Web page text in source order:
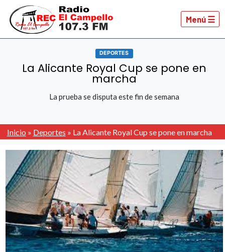
Menú ☰
DEPORTES
La Alicante Royal Cup se pone en
marcha
La prueba se disputa este fin de semana
Inicio » Deportes » La Alicante Royal Cup se pone en marcha